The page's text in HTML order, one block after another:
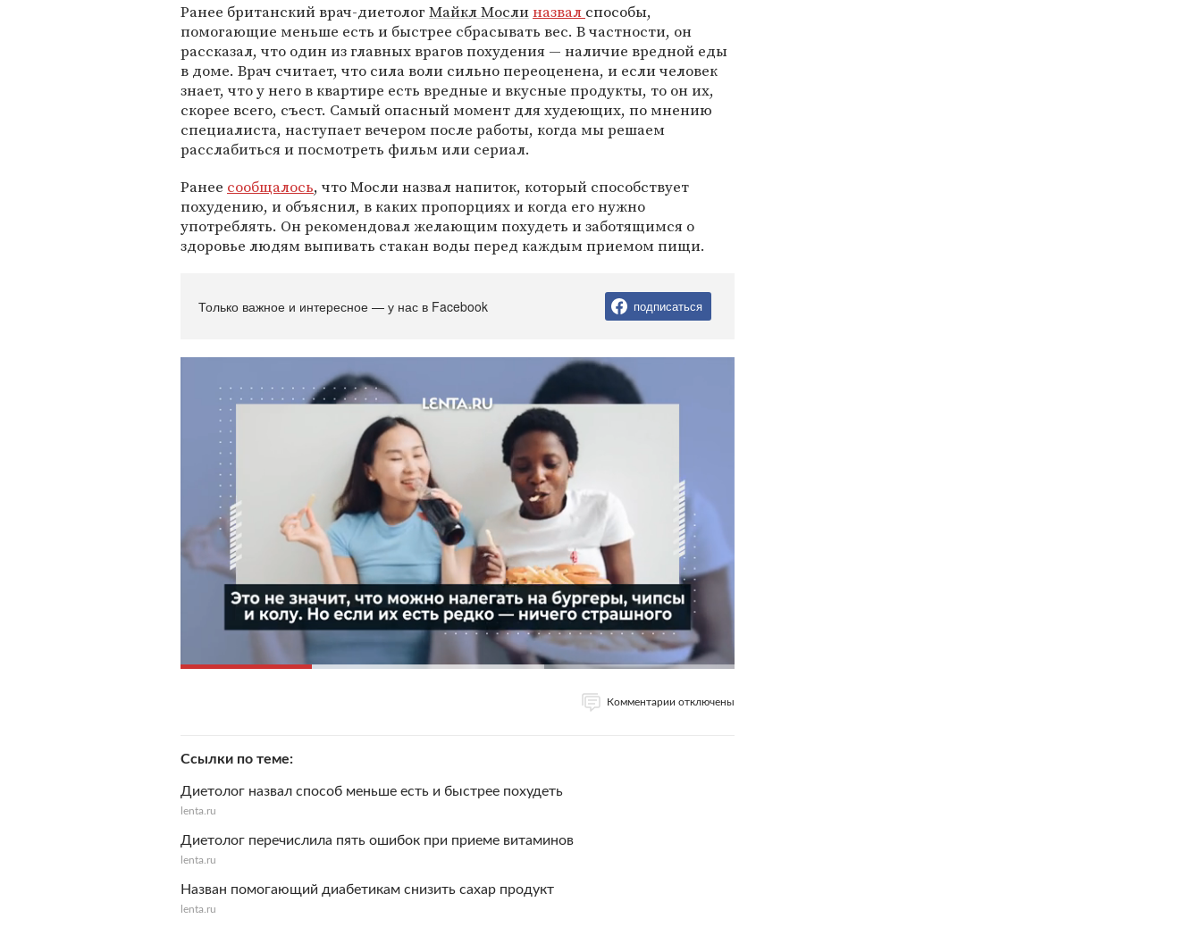
Ранее британский врач-диетолог Майкл Мослиназвал способы,
помогающие меньше есть и быстрее сбрасывать вес. В частности, он
рассказал, что один из главных врагов похудения — наличие вредной еды
в доме. Врач считает, что сила воли сильно переоценена, и если человек
знает, что у него в квартире есть вредные и вкусные продукты, то он их,
скорее всего, съест. Самый опасный момент для худеющих, по мнению
специалиста, наступает вечером после работы, когда мы решаем
расслабиться и посмотреть фильм или сериал.
Ранее сообщалось, что Мосли назвал напиток, который способствует
похудению, и объяснил, в каких пропорциях и когда его нужно
употреблять. Он рекомендовал желающим похудеть и заботящимся о
здоровье людям выпивать стакан воды перед каждым приемом пищи.
Только важное и интересное — у нас в Facebook подписаться
Комментарии отключены
Ссылки по теме
Диетолог назвал способ меньше есть и быстрее похудеть
lenta.ru
Диетолог перечислила пять ошибок при приеме витаминов
lenta.ru
Назван помогающий диабетикам снизить сахар продукт
lenta.ru